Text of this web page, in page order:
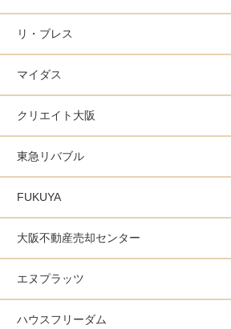
リ・ブレス
マイダス
クリエイト大阪
東急リバブル
FUKUYA
大阪不動産売却センター
エヌプラッツ
ハウスフリーダム